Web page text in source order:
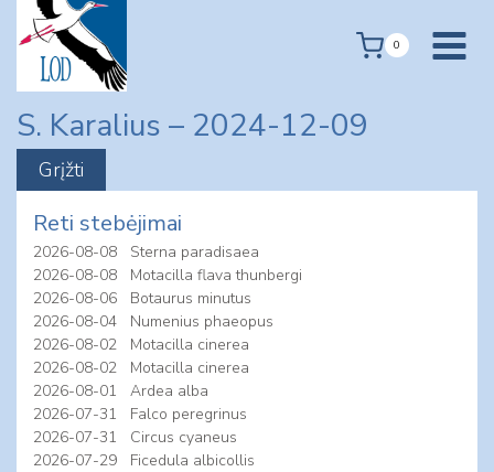
content
0
S. Karalius – 2024-12-09
Reti stebėjimai
2026-08-08
Sterna paradisaea
2026-08-08
Motacilla flava thunbergi
2026-08-06
Botaurus minutus
2026-08-04
Numenius phaeopus
2026-08-02
Motacilla cinerea
2026-08-02
Motacilla cinerea
2026-08-01
Ardea alba
2026-07-31
Falco peregrinus
2026-07-31
Circus cyaneus
2026-07-29
Ficedula albicollis